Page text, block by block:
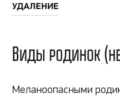
УДАЛЕНИЕ
Виды родинок
Меланоопасными